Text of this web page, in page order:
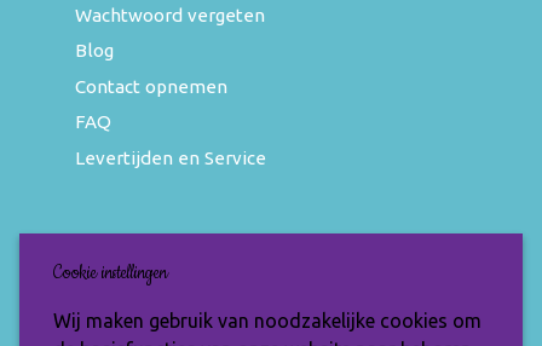
Wachtwoord vergeten
Blog
Contact opnemen
FAQ
Levertijden en Service
Nieuwsbrief
Wil jij op de hoogte blijven van de nieuwste
items en speciale aanbiedingen? Vul je e-
Cookie instellingen
Wij maken gebruik van noodzakelijke cookies om